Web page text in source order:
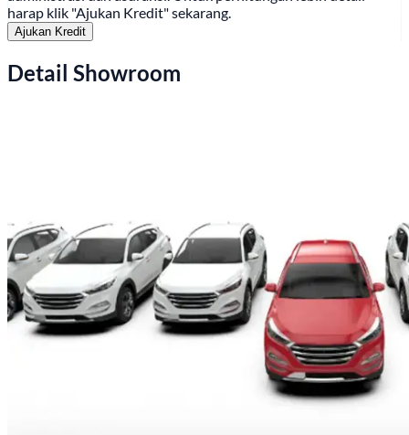
harap klik "Ajukan Kredit" sekarang.
Ajukan Kredit
Detail Showroom